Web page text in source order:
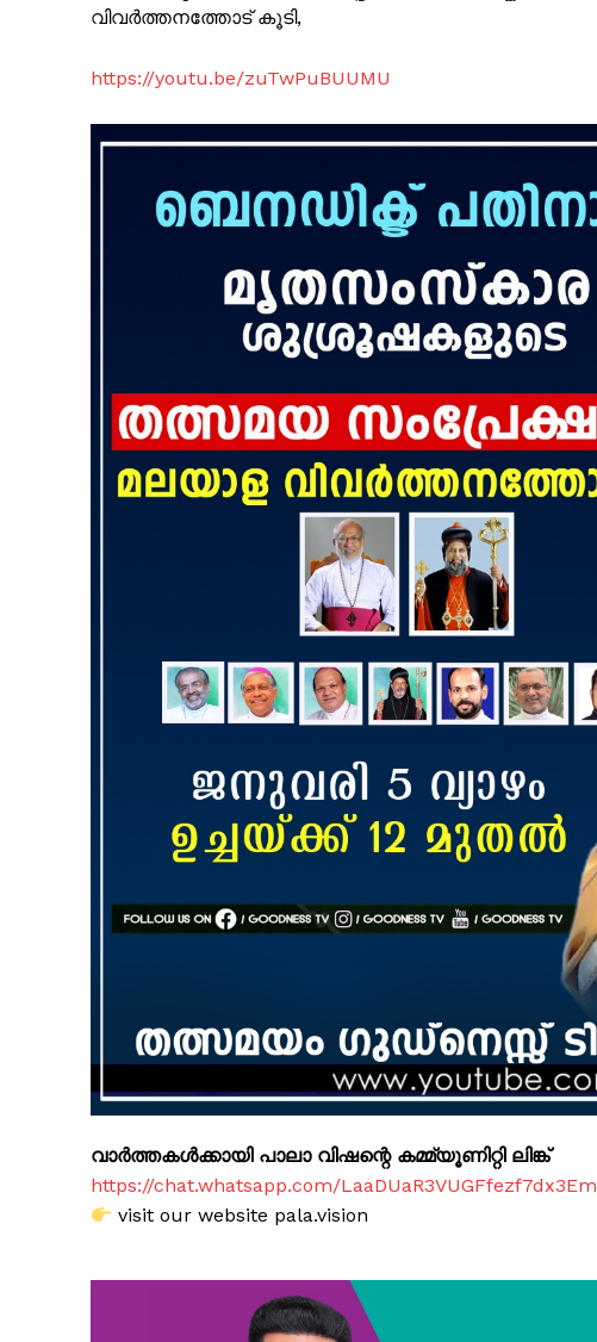
PALA VISION
SUBSCRIBE NOW
വിവർത്തനത്തോട് കൂടി,
https://youtu.be/zuTwPuBUUMU
വാർത്തകൾക്കായി പാലാ വിഷന്റെ കമ്മ്യൂണിറ്റി ലിങ്ക്
https://chat.whatsapp.com/LaaDUaR3VUGFfezf7dx3Em
visit our website pala.vision